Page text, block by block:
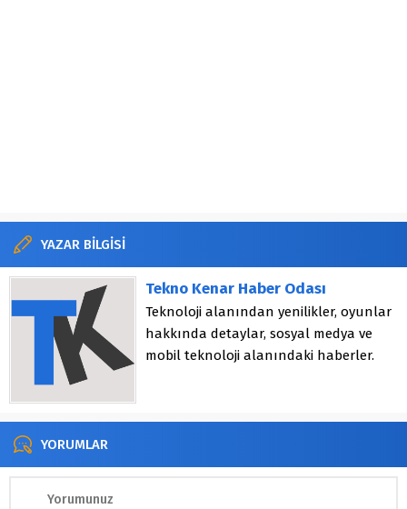
YAZAR BİLGİSİ
Tekno Kenar Haber Odası
Teknoloji alanından yenilikler, oyunlar
hakkında detaylar, sosyal medya ve
mobil teknoloji alanındaki haberler.
YORUMLAR